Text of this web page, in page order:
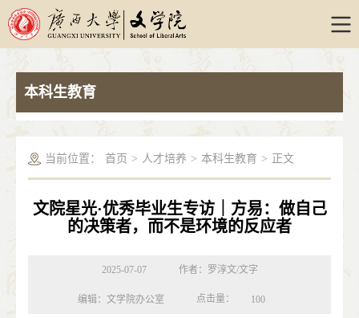
本科生教育
当前位置： 首页 > 人才培养 > 本科生教育 > 正文
文院星光·优秀毕业生专访｜方易：做自己
的决策者，而不是环境的反应者
2025-07-07 作者：罗淳文/文字
编辑：文学院办公室 点击量： 100